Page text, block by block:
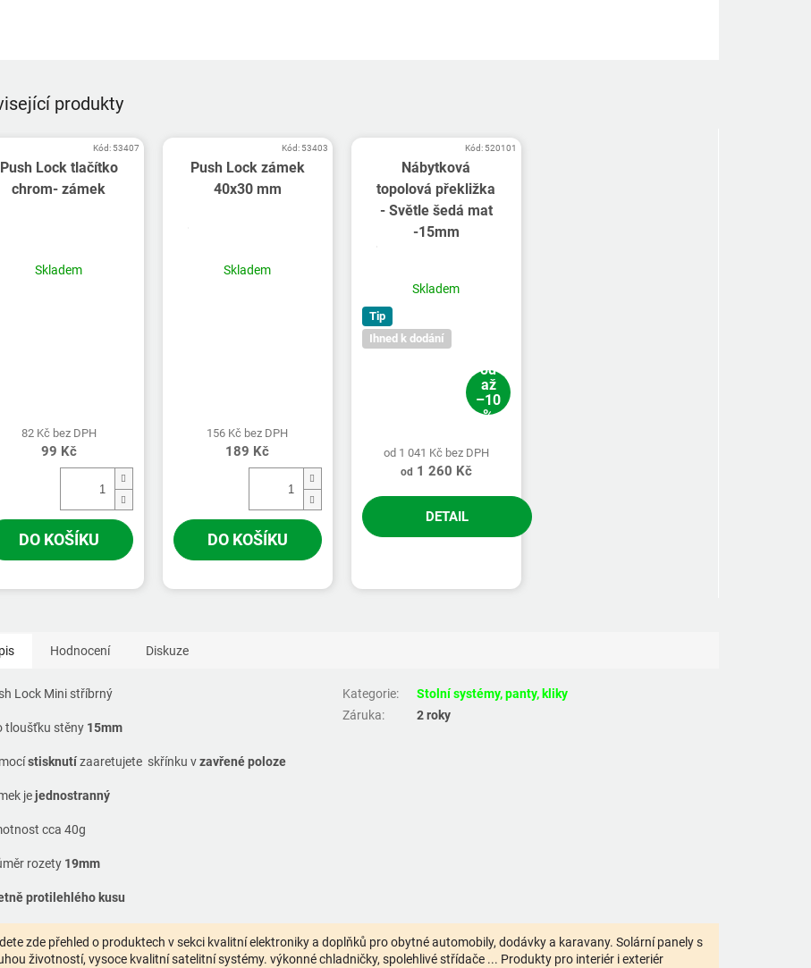
produkty
Push Lock tlačítko
chrom- zámek
Skladem
82 Kč bez DPH
99 Kč
DO KOŠÍKU
Kód: 53407
Push Lock zámek
40x30 mm
Skladem
156 Kč bez DPH
189 Kč
DO KOŠÍKU
Kód: 53403
Nábytková
topolová překližka
- Světle šedá mat
-15mm
Skladem
Tip
Ihned k dodání
od
až
–10
%
od 1 041 Kč bez DPH
od 1 260 Kč
DETAIL
Kód: 520101
Hodnocení Diskuze
Lock Mini stříbrný
tloušťku stěny 15mm
stisknutízaaretujete skřínku vzavřené poloze
je jednostranný
cca 40g
rozety 19mm
protilehlého kusu
Kategorie:
Stolní systémy, panty, kliky
Záruka: 2 roky
zde přehled o produktech v sekci kvalitní elektroniky a doplňků pro obytné automobily, dodávky a karavany. Solární panely s
životností, vysoce kvalitní satelitní systémy. výkonné chladničky, spolehlivé střídače ... Produkty pro interiér i exteriér